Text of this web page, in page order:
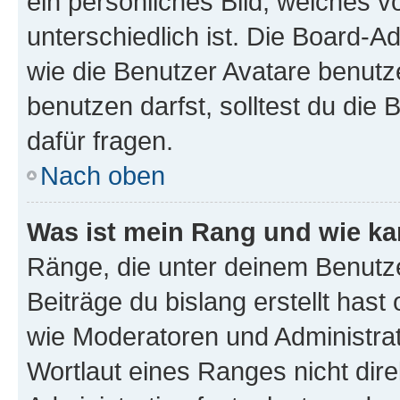
unterschiedlich ist. Die Board-
wie die Benutzer Avatare
benutzen darfst, solltest du die
dafür fragen.
Nach oben
Was ist mein Rang und wie
Ränge, die unter deinem
Beiträge du bislang erstellt
wie Moderatoren und
Wortlaut eines Ranges nicht